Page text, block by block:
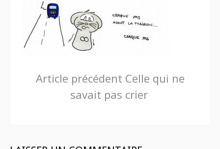
Lire
Article précédent Celle qui ne
savait pas crier